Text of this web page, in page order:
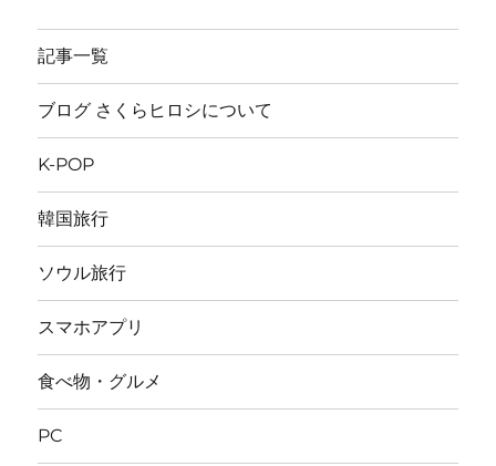
記事一覧
ブログ さくらヒロシについて
K-POP
韓国旅行
ソウル旅行
スマホアプリ
食べ物・グルメ
PC